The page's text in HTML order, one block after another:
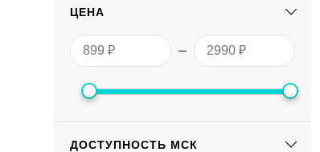
ЦЕНА
ДОСТУПНОСТЬ МСК